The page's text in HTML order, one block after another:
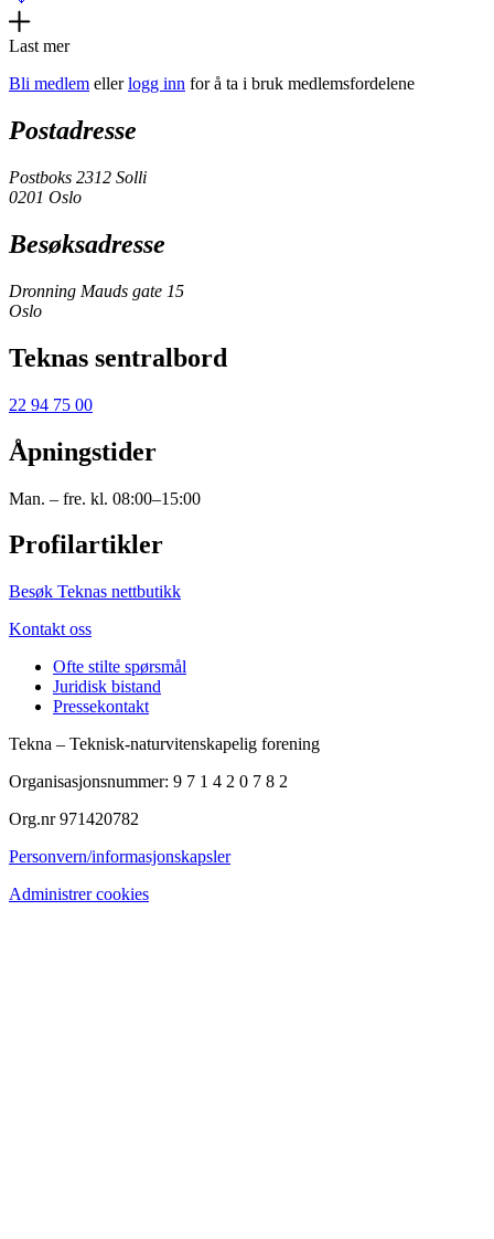
Last mer
Bli medlem ellerlogg inn for å ta i bruk medlemsfordelene
Postadresse
Postboks 2312 Solli
0201 Oslo
Besøksadresse
Dronning Mauds gate 15
Oslo
Teknas sentralbord
22 94 75 00
Åpningstider
Man. – fre. kl. 08:00–15:00
Profilartikler
Besøk Teknas nettbutikk
Kontakt oss
Ofte stilte spørsmål
Juridisk bistand
Pressekontakt
Tekna – Teknisk-naturvitenskapelig forening
Organisasjonsnummer: 9 7 1 4 2 0 7 8 2
Org.nr 971420782
Personvern/informasjonskapsler
Administrer cookies